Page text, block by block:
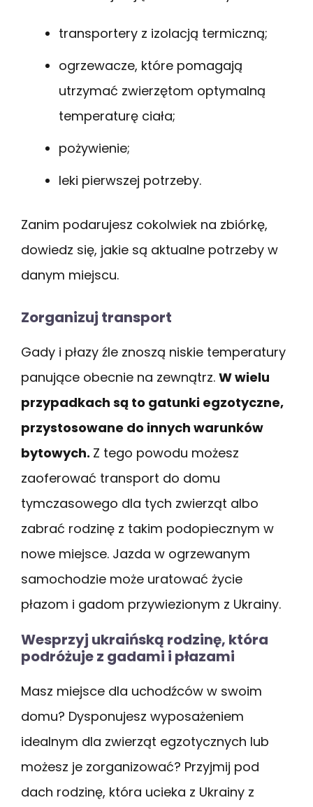
transportery z izolacją termiczną;
ogrzewacze, które pomagają
utrzymać zwierzętom optymalną
temperaturę ciała;
pożywienie;
leki pierwszej potrzeby.
Zanim podarujesz cokolwiek na zbiórkę,
dowiedz się, jakie są aktualne potrzeby w
danym miejscu.
Zorganizuj transport
Gady i płazy źle znoszą niskie temperatury
panujące obecnie na zewnątrz. W wielu
przypadkach są to gatunki egzotyczne,
przystosowane do innych warunków
bytowych. Z tego powodu możesz
zaoferować transport do domu
tymczasowego dla tych zwierząt albo
zabrać rodzinę z takim podopiecznym w
nowe miejsce. Jazda w ogrzewanym
samochodzie może uratować życie
płazom i gadom przywiezionym z Ukrainy.
Wesprzyj ukraińską rodzinę, która
podróżuje z gadami i płazami
Masz miejsce dla uchodźców w swoim
domu? Dysponujesz wyposażeniem
idealnym dla zwierząt egzotycznych lub
możesz je zorganizować? Przyjmij pod
dach rodzinę, która ucieka z Ukrainy z